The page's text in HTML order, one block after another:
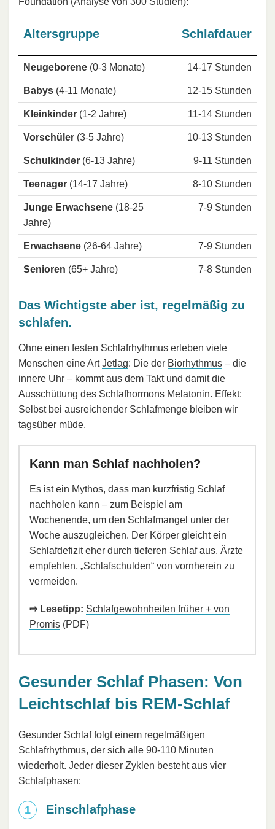
Altersgruppe Schlafdauer
Neugeborene (0-3 Monate) 14-17 Stunden
Babys (4-11 Monate) 12-15 Stunden
Kleinkinder (1-2 Jahre) 11-14 Stunden
Vorschüler (3-5 Jahre) 10-13 Stunden
Schulkinder (6-13 Jahre) 9-11 Stunden
Teenager (14-17 Jahre) 8-10 Stunden
Junge Erwachsene (18-25
Jahre)
7-9 Stunden
Erwachsene (26-64 Jahre) 7-9 Stunden
Senioren (65+ Jahre) 7-8 Stunden
Das Wichtigste aber ist, regelmäßig zu
schlafen.
Ohne einen festen Schlafrhythmus erleben viele
Menschen eine ArtJetlag: Die der Biorhythmus – die
innere Uhr – kommt aus dem Takt und damit die
Ausschüttung des Schlafhormons Melatonin. Effekt:
Selbst bei ausreichender Schlafmenge bleiben wir
tagsüber müde.
Kann man Schlaf nachholen?
Es ist ein Mythos, dass man kurzfristig Schlaf
nachholen kann – zum Beispiel am
Wochenende, um den Schlafmangel unter der
Woche auszugleichen. Der Körper gleicht ein
Schlafdefizit eher durch tieferen Schlaf aus. Ärzte
empfehlen, „Schlafschulden“ von vornherein zu
vermeiden.
⇨ Lesetipp: Schlafgewohnheiten früher + von
Promis (PDF)
Gesunder Schlaf Phasen: Von
Leichtschlaf bis REM-Schlaf
Gesunder Schlaf folgt einem regelmäßigen
Schlafrhythmus, der sich alle 90-110 Minuten
wiederholt. Jeder dieser Zyklen besteht aus vier
Schlafphasen:
Einschlafphase